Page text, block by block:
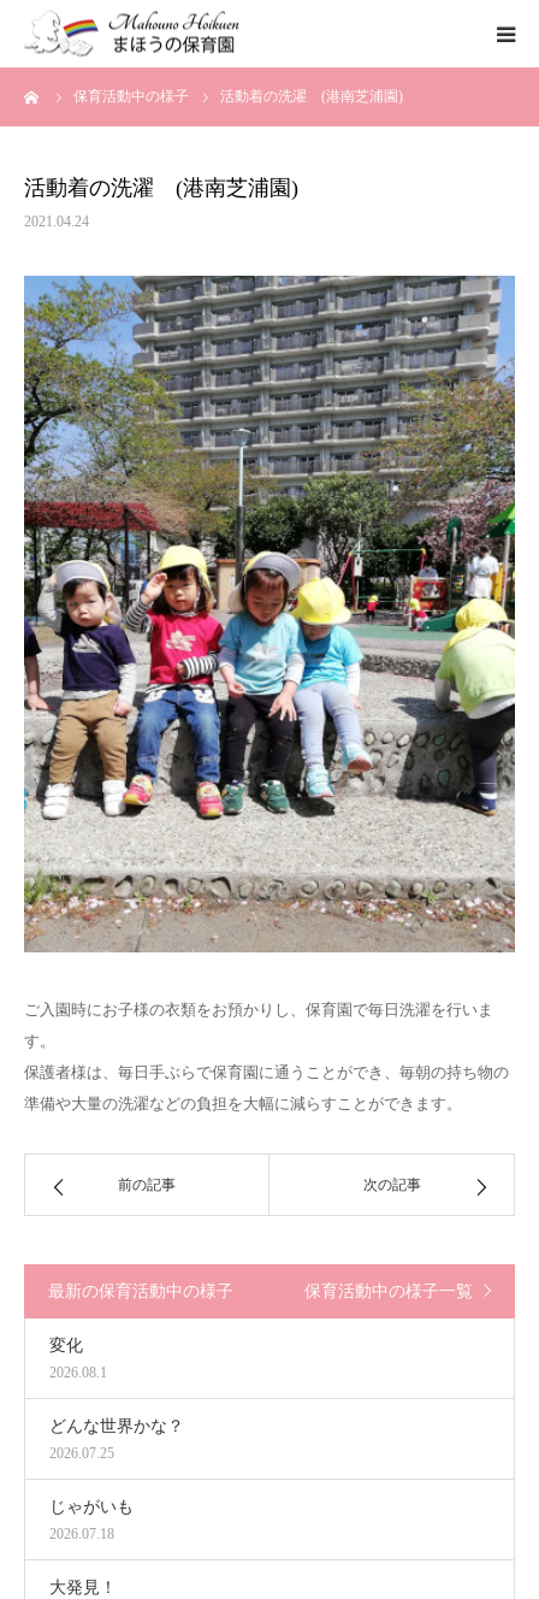
保育活動中の様子 活動着の洗濯 (港南芝浦園)
活動着の洗濯 (港南芝浦園)
2021.04.24
ご入園時にお子様の衣類をお預かりし、保育園で毎日洗濯を行いま
す。
保護者様は、毎日手ぶらで保育園に通うことができ、毎朝の持ち物の
準備や大量の洗濯などの負担を大幅に減らすことができます。
前の記事 次の記事
最新の保育活動中の様子 保育活動中の様子一覧
変化
2026.08.1
どんな世界かな？
2026.07.25
じゃがいも
2026.07.18
大発見！
まほうの保育園の想い
一時保育について